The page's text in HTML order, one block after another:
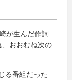
が生んだ作詞
おおむね次の
る番組だった